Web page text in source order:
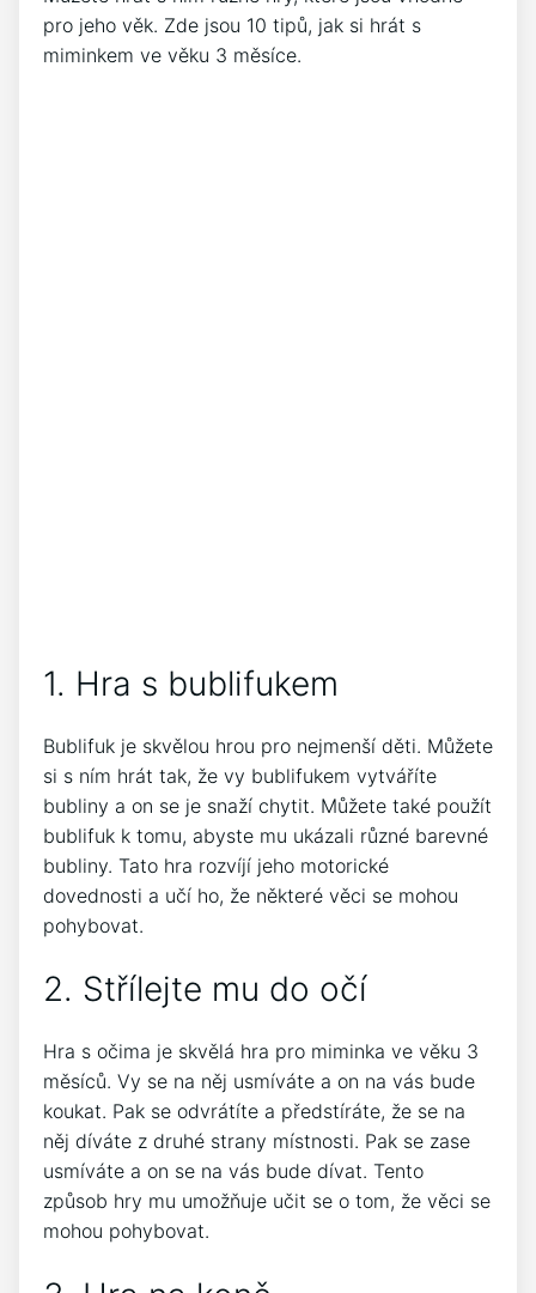
pro jeho věk. Zde jsou 10 tipů, jak si hrát s
miminkem ve věku 3 měsíce.
1. Hra s bublifukem
Bublifuk je skvělou hrou pro nejmenší děti. Můžete
si s ním hrát tak, že vy bublifukem vytváříte
bubliny a on se je snaží chytit. Můžete také použít
bublifuk k tomu, abyste mu ukázali různé barevné
bubliny. Tato hra rozvíjí jeho motorické
dovednosti a učí ho, že některé věci se mohou
pohybovat.
2. Střílejte mu do očí
Hra s očima je skvělá hra pro miminka ve věku 3
měsíců. Vy se na něj usmíváte a on na vás bude
koukat. Pak se odvrátíte a předstíráte, že se na
něj díváte z druhé strany místnosti. Pak se zase
usmíváte a on se na vás bude dívat. Tento
způsob hry mu umožňuje učit se o tom, že věci se
mohou pohybovat.